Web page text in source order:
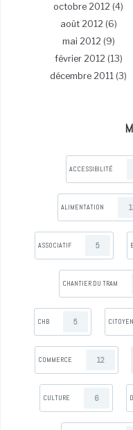
octobre 2012 (4)
août 2012 (6)
mai 2012 (9)
février 2012 (13)
décembre 2011 (3)
ACCESSIBILITÉ
ALIMENTATION
ASSOCIATIF 5
CHANTIER DU TRAM
CHB 5
COMMERCE 12
CULTURE 6